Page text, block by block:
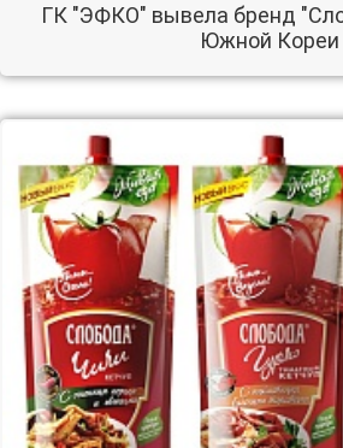
ГК "ЭФКО" вывела бренд
Южной Кореи